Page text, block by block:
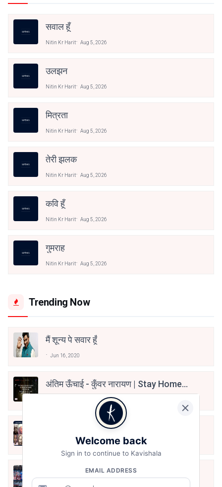
सवाल हूँ
Nitin Kr Harit Aug 5, 2026
उलझन
Nitin Kr Harit Aug 5, 2026
मित्रता
Nitin Kr Harit Aug 5, 2026
तेरी झलक
Nitin Kr Harit Aug 5, 2026
कवि हूँ
Nitin Kr Harit Aug 5, 2026
गुमराह
Nitin Kr Harit Aug 5, 2026
Trending Now
मैं शून्य पे सवार हूँ
Jun 16, 2020
अंतिम ऊँचाई - कुँवर नारायण | Stay Home
Stay Safe | TVF's Aspirants
10 Greatest Hindi Poets Of India
Jun 16, 2020
तू भी है राणा का वंशज फेंक जहां तक भाला जाए:
वाहिद अली वाहिद
Welcome back
Sign in to continue to Kavishala
EMAIL ADDRESS